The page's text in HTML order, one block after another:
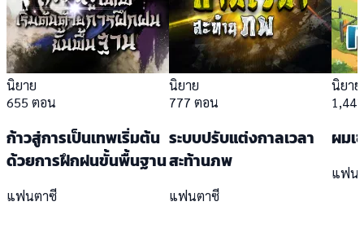
นิยาย
655 ตอน
ก้าวสู่การเป็นเทพเริ่มต้น
ด้วยการฝึกฝนขั้นพื้นฐาน
แฟนตาซี
นิยาย
777 ตอน
ระบบปรับแต่งกาลเวลา
สะท้านภพ
แฟนตาซี
นิยาย
ผมเ
แฟน